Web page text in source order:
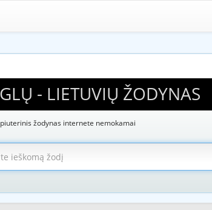
- LIETUVIŲ ŽODYNAS
žodynas internete nemokamai